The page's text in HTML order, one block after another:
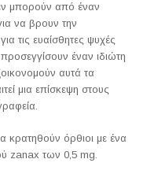
μπορούν από έναν
να βρουν την
τις ευαίσθητες ψυχές
έναν ιδιώτη
αυτά τα
μια επίσκεψη στους
κρατηθούν όρθιοι με ένα
zanax των 0,5 mg.